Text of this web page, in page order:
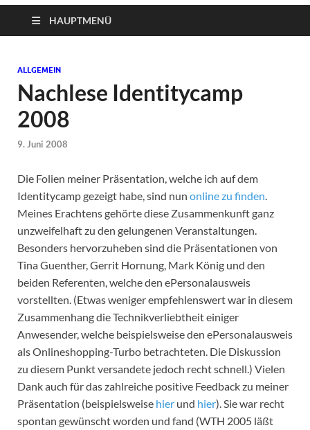
HAUPTMENÜ
ALLGEMEIN
Nachlese Identitycamp
2008
9. Juni 2008
Die Folien meiner Präsentation, welche ich auf dem
Identitycamp gezeigt habe, sind nun online zu finden
Meines Erachtens gehörte diese Zusammenkunft ganz
unzweifelhaft zu den gelungenen Veranstaltungen.
Besonders hervorzuheben sind die Präsentationen von
Tina Guenther, Gerrit Hornung, Mark König und den
beiden Referenten, welche den ePersonalausweis
vorstellten. (Etwas weniger empfehlenswert war in diesem
Zusammenhang die Technikverliebtheit einiger
Anwesender, welche beispielsweise den ePersonalausweis
als Onlineshopping-Turbo betrachteten. Die Diskussion
zu diesem Punkt versandete jedoch recht schnell.) Vielen
Dank auch für das zahlreiche positive Feedback zu meiner
Präsentation (beispielsweise hier und hier). Sie war recht
spontan gewünscht worden und fand (WTH 2005 läßt